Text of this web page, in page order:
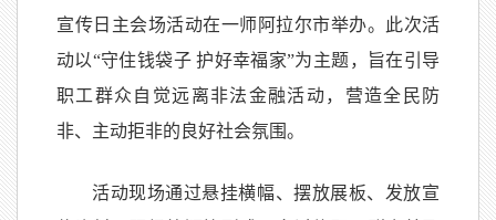
宣传日主会场活动在一师阿拉尔市举办。此次活
动以“守住钱袋子 护好幸福家”为主题，旨在引导
职工群众自觉远离非法金融活动，营造全民防
非、主动拒非的良好社会氛围。
活动现场通过悬挂横幅、摆放展板、发放宣